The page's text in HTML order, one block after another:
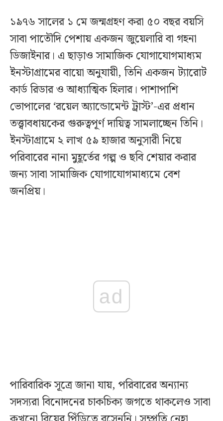
১৯৭৬ সালের ১ মে জন্মগ্রহণ করা ৫০ বছর বয়সি
সাবা পাতৌদি পেশায় একজন জুয়েলারি বা গহনা
ডিজাইনার। এ ছাড়াও সামাজিক যোগাযোগমাধ্যম
ইনস্টাগ্রামের বায়ো অনুযায়ী, তিনি একজন ট্যারোট
কার্ড রিডার ও আধ্যাত্মিক হিলার। পাশাপাশি
ভোপালের ‘রয়েল অ্যান্ডোমেন্ট ট্রাস্ট’-এর প্রধান
তত্ত্বাবধায়কের গুরুত্বপূর্ণ দায়িত্ব সামলাচ্ছেন তিনি।
ইনস্টাগ্রামে ২ লাখ ৫৯ হাজার অনুসারী নিয়ে
পরিবারের নানা মুহূর্তের গল্প ও ছবি শেয়ার করার
জন্য সাবা সামাজিক যোগাযোগমাধ্যমে বেশ
জনপ্রিয়।
ad
পারিবারিক সূত্রে জানা যায়, পরিবারের অন্যান্য
সদস্যরা বিনোদনের চাকচিক্য জগতে থাকলেও সাবা